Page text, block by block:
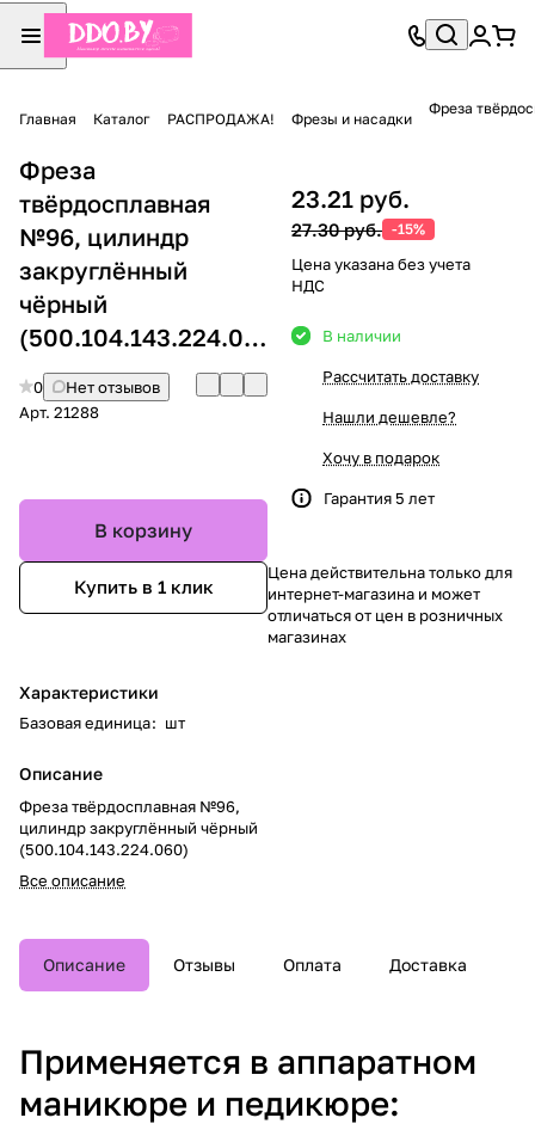
Главная Каталог РАСПРОДАЖА! Фрезы и насадки
Фреза
Фреза
твёрдосплавная
№96, цилиндр
закруглённый
чёрный
(500.104.143.224.060)
0
Нет отзывов
Арт. 21288
В корзину
Купить в 1 клик
Характеристики
Базовая единица: шт
Описание
Фреза твёрдосплавная №96,
цилиндр закруглённый чёрный
(500.104.143.224.060)
Все описание
23.21 руб.
27.30 руб. -15%
Цена указана без учета
НДС
В наличии
Рассчитать доставку
Нашли дешевле?
Хочу в подарок
Гарантия 5 лет
Цена действительна только для
интернет-магазина и может
отличаться от цен в розничных
магазинах
Описание Отзывы Оплата Доставка
Применяется в аппаратном
маникюре и педикюре: